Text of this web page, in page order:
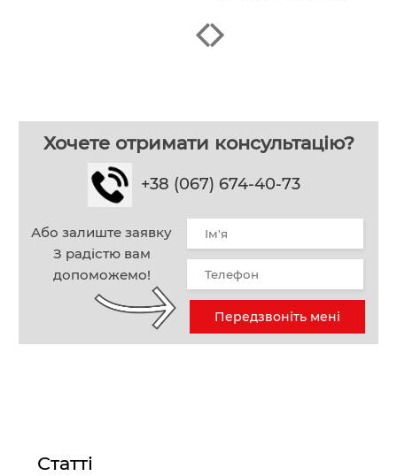
Хочете отримати консультацію?
+38 (067) 674-40-73
Або залиште заявку
З радістю вам
допоможемо!
Передзвоніть мені
Статті